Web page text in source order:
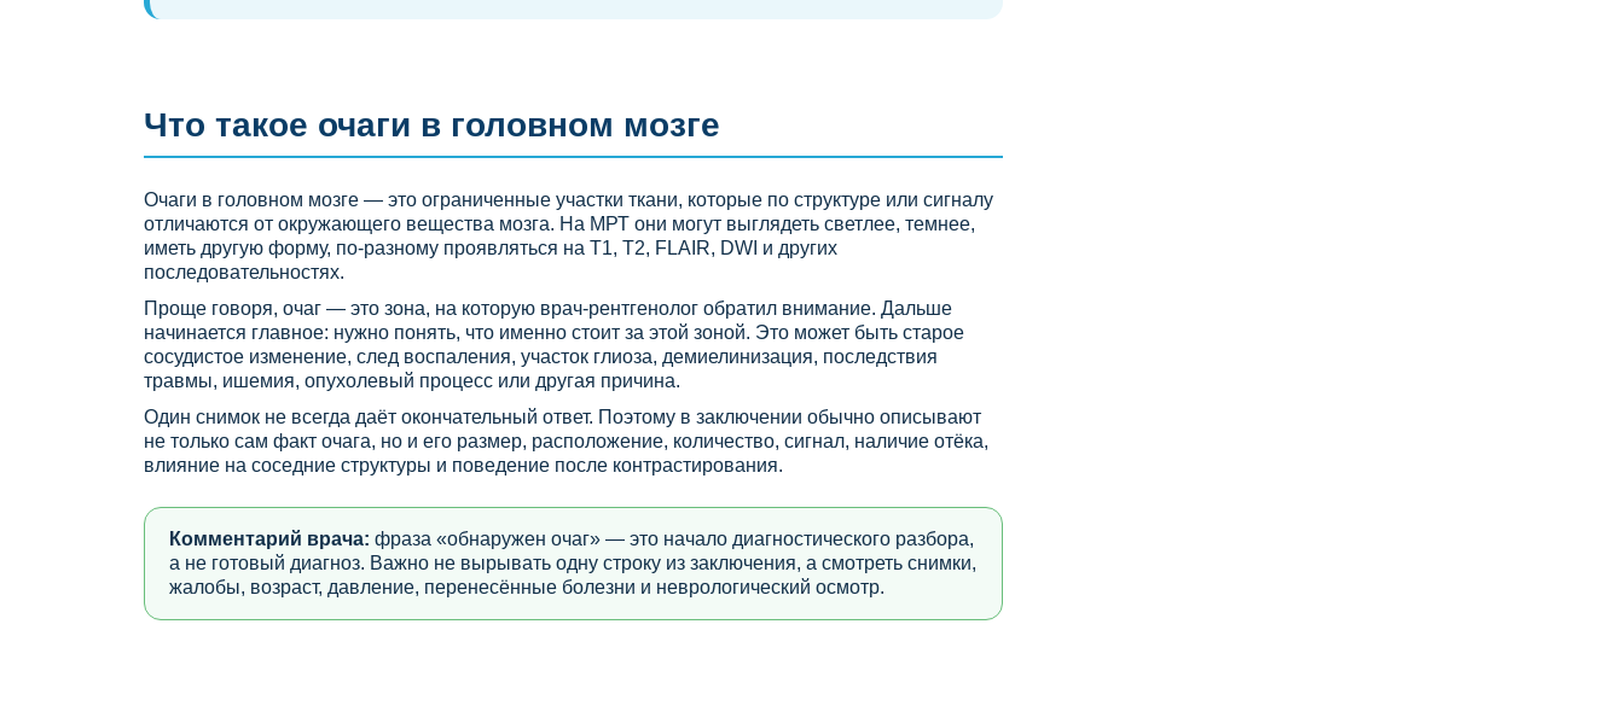
Что такое очаги в головном мозге
Очаги в головном мозге — это ограниченные участки ткани, которые по структуре или сигналу
отличаются от окружающего вещества мозга. На МРТ они могут выглядеть светлее, темнее,
иметь другую форму, по-разному проявляться на T1, T2, FLAIR, DWI и других
последовательностях.
Проще говоря, очаг — это зона, на которую врач-рентгенолог обратил внимание. Дальше
начинается главное: нужно понять, что именно стоит за этой зоной. Это может быть старое
сосудистое изменение, след воспаления, участок глиоза, демиелинизация, последствия
травмы, ишемия, опухолевый процесс или другая причина.
Один снимок не всегда даёт окончательный ответ. Поэтому в заключении обычно описывают
не только сам факт очага, но и его размер, расположение, количество, сигнал, наличие отёка,
влияние на соседние структуры и поведение после контрастирования.
Комментарий врача: фраза «обнаружен очаг» — это начало диагностического разбора,
а не готовый диагноз. Важно не вырывать одну строку из заключения, а смотреть снимки,
жалобы, возраст, давление, перенесённые болезни и неврологический осмотр.